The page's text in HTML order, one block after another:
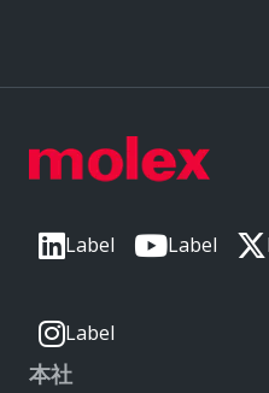
Label Label
Label
本社